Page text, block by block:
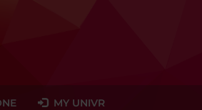
MY UNIVR